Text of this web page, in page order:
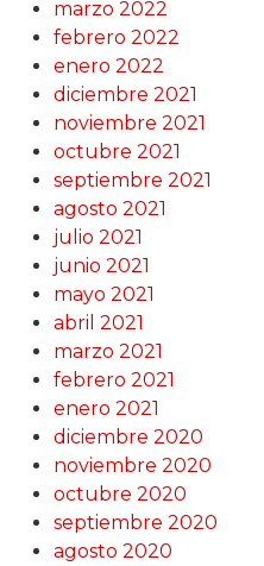
marzo 2022
febrero 2022
enero 2022
diciembre 2021
noviembre 2021
octubre 2021
septiembre 2021
agosto 2021
julio 2021
junio 2021
mayo 2021
abril 2021
marzo 2021
febrero 2021
enero 2021
diciembre 2020
noviembre 2020
octubre 2020
septiembre 2020
agosto 2020